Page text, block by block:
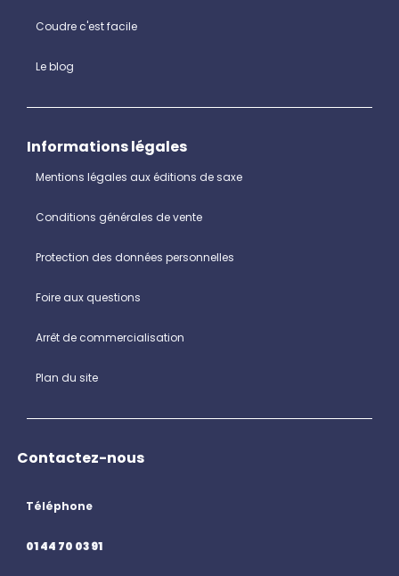
Coudre c'est facile
Le blog
Informations légales
Mentions légales aux éditions de saxe
Conditions générales de vente
Protection des données personnelles
Foire aux questions
Arrêt de commercialisation
Plan du site
Contactez-nous
Téléphone
01 44 70 03 91